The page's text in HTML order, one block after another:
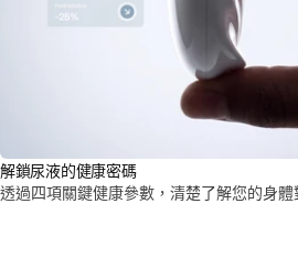
解鎖尿液的健康密碼
透過四項關鍵健康參數，清楚了解您的身體